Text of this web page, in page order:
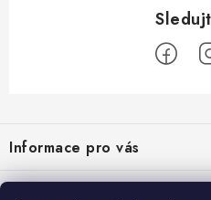
p
a
Informace pro vás
Obchodní podmínky